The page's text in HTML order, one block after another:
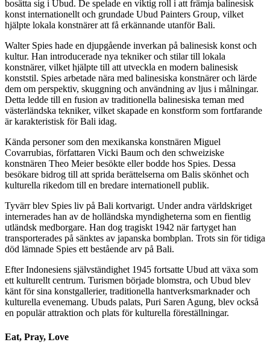
bosätta sig i Ubud. De spelade en viktig roll i att främja balinesisk
konst internationellt och grundade Ubud Painters Group, vilket
hjälpte lokala konstnärer att få erkännande utanför Bali.
Walter Spies hade en djupgående inverkan på balinesisk konst och
kultur. Han introducerade nya tekniker och stilar till lokala
konstnärer, vilket hjälpte till att utveckla en modern balinesisk
konststil. Spies arbetade nära med balinesiska konstnärer och lärde
dem om perspektiv, skuggning och användning av ljus i målningar.
Detta ledde till en fusion av traditionella balinesiska teman med
västerländska tekniker, vilket skapade en konstform som fortfarande
är karakteristisk för Bali idag.
Kända personer som den mexikanska konstnären Miguel
Covarrubias, författaren Vicki Baum och den schweiziske
konstnären Theo Meier besökte eller bodde hos Spies. Dessa
besökare bidrog till att sprida berättelserna om Balis skönhet och
kulturella rikedom till en bredare internationell publik.
Tyvärr blev Spies liv på Bali kortvarigt. Under andra världskriget
internerades han av de holländska myndigheterna som en fientlig
utländsk medborgare. Han dog tragiskt 1942 när fartyget han
transporterades på sänktes av japanska bombplan. Trots sin för tidiga
död lämnade Spies ett bestående arv på Bali.
Efter Indonesiens självständighet 1945 fortsatte Ubud att växa som
ett kulturellt centrum. Turismen började blomstra, och Ubud blev
känt för sina konstgallerier, traditionella hantverksmarknader och
kulturella evenemang. Ubuds palats, Puri Saren Agung, blev också
en populär attraktion och plats för kulturella föreställningar.
Eat, Pray, Love